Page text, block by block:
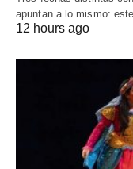
apuntan a lo mismo:
12 hours ago